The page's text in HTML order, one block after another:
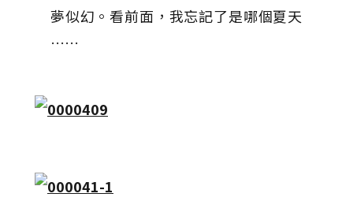
夢似幻。看前面，我忘記了是哪個夏天​​
……